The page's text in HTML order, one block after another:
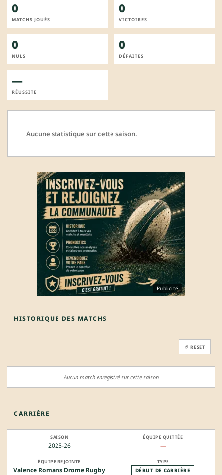
0
MATCHS JOUÉS
0
VICTOIRES
0
NULS
0
DÉFAITES
—
RÉUSSITE
Aucune statistique sur cette saison.
Publicité
HISTORIQUE DES MATCHS
↺ RESET
Aucun match enregistré sur cette saison
CARRIÈRE
2025-26 —
Valence Romans Drome Rugby DÉBUT DE CARRIÈRE